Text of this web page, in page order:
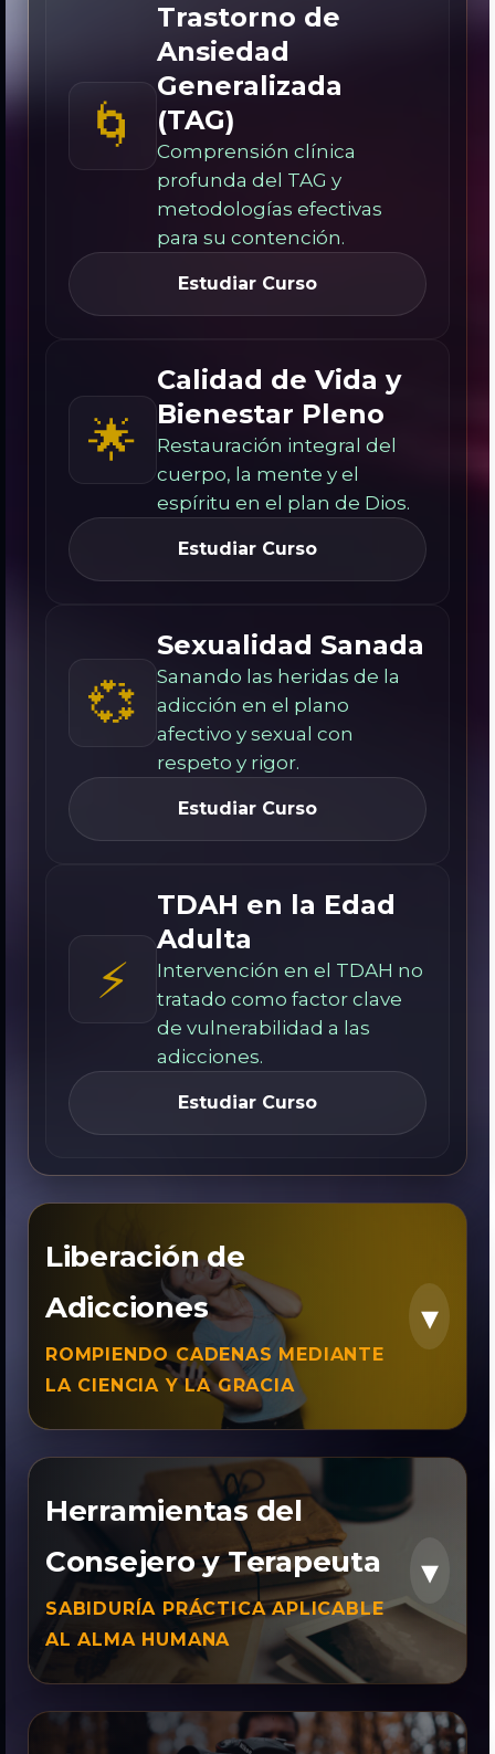
🌀
Trastorno de
Ansiedad
Generalizada
(TAG)
Comprensión clínica
profunda del TAG y
metodologías efectivas
para su contención.
Estudiar Curso
🌟
Calidad de Vida y
Bienestar Pleno
Restauración integral del
cuerpo, la mente y el
espíritu en el plan de Dios.
Estudiar Curso
💞
Sexualidad Sanada
Sanando las heridas de la
adicción en el plano
afectivo y sexual con
respeto y rigor.
Estudiar Curso
⚡
TDAH en la Edad
Adulta
Intervención en el TDAH no
tratado como factor clave
de vulnerabilidad a las
adicciones.
Estudiar Curso
Liberación de
Adicciones
ROMPIENDO CADENAS MEDIANTE
LA CIENCIA Y LA GRACIA
▾
📜
Historia y
Evolución de las
Adicciones
Un recorrido histórico y
sociológico sobre cómo el
consumo ha afectado a la
humanidad.
Estudiar Curso
Herramientas del
Consejero y Terapeuta
SABIDURÍA PRÁCTICA APLICABLE
AL ALMA HUMANA
▾
Educación y